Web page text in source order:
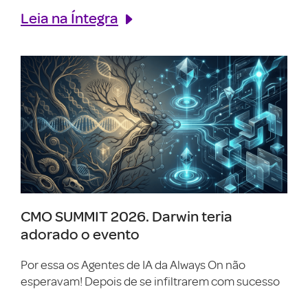
Leia na Íntegra
CMO SUMMIT 2026. Darwin teria
adorado o evento
Por essa os Agentes de IA da Always On não
esperavam! Depois de se infiltrarem com sucesso